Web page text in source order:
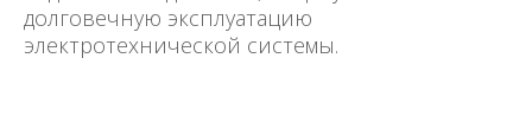
долговечную эксплуатацию
электротехнической системы.